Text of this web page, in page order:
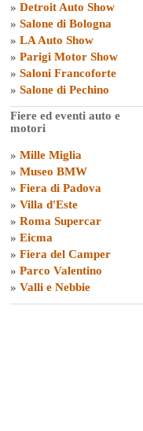
» Detroit Auto Show
» Salone di Bologna
» LA Auto Show
» Parigi Motor Show
» Saloni Francoforte
» Salone di Pechino
Fiere ed eventi auto e
motori
» Mille Miglia
» Museo BMW
» Fiera di Padova
» Villa d'Este
» Roma Supercar
» Eicma
» Fiera del Camper
» Parco Valentino
» Valli e Nebbie